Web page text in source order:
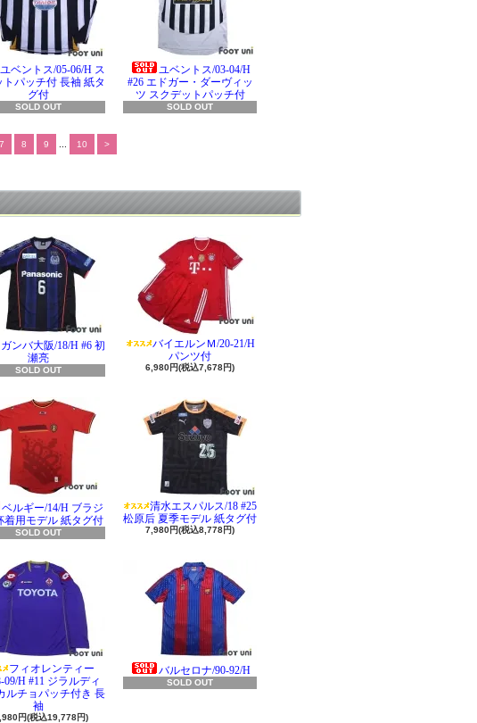
ユベントス/05-06/H ス
トパッチ付 長袖 紙タ
グ付
SOLD OUT
ユベントス/03-04/H
#26 エドガー・ダーヴィッ
ツ スクデットパッチ付
SOLD OUT
7 8 9 10 >
ガンバ大阪/18/H #6 初
瀬亮
SOLD OUT
バイエルンＭ/20-21/H
パンツ付
6,980円(税込7,678円)
ベルギー/14/H ブラジ
着用モデル 紙タグ付
SOLD OUT
清水エスパルス/18 #25
松原后 夏季モデル 紙タグ付
7,980円(税込8,778円)
フィオレンティー
09/H #11 ジラルディ
ルチョパッチ付き 長
袖
円(税込19,778円)
バルセロナ/90-92/H
SOLD OUT